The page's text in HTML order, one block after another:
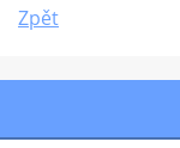
Zpět